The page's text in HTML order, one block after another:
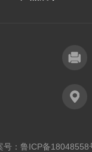
： 鲁ICP备18048558